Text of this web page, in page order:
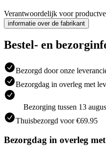
Verantwoordelijk voor
informatie over de fabrikant
Bestel- en
Bezorgd door onze
Bezorgdag in overleg met
Bezorging tussen 13
Thuisbezorgd voor €69.95
Bezorgdag in overleg